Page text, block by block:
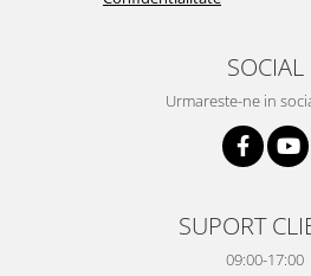
SOCIAL
Urmareste-ne in
SUPORT
09:00-17:00